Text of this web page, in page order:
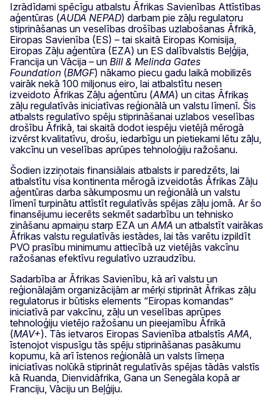
Izrādīdami spēcīgu atbalstu Āfrikas Savienības Attīstības
aģentūras (AUDA NEPAD) darbam pie zāļu regulatoru
stiprināšanas un veselības drošības uzlabošanas Āfrikā,
Eiropas Savienība (ES) – tai skaitā Eiropas Komisija,
Eiropas Zāļu aģentūra (EZA) un ES dalībvalstis Beļģija,
Francija un Vācija – un Bill & Melinda Gates
Foundation (BMGF) nākamo piecu gadu laikā mobilizēs
vairāk nekā 100 miljonus eiro, lai atbalstītu nesen
izveidoto Āfrikas Zāļu aģentūru (AMA) un citas Āfrikas
zāļu regulatīvās iniciatīvas reģionālā un valstu līmenī. Šis
atbalsts regulatīvo spēju stiprināšanai uzlabos veselības
drošību Āfrikā, tai skaitā dodot iespēju vietējā mērogā
izvērst kvalitatīvu, drošu, iedarbīgu un pietiekami lētu zāļu,
vakcīnu un veselības aprūpes tehnoloģiju ražošanu.
Šodien izziņotais finansiālais atbalsts ir paredzēts, lai
atbalstītu visa kontinenta mērogā izveidotās Āfrikas Zāļu
aģentūras darba sākumposmu un reģionālā un valstu
līmenī turpinātu attīstīt regulatīvās spējas zāļu jomā. Ar šo
finansējumu iecerēts sekmēt sadarbību un tehnisko
zināšanu apmaiņu starp EZA unAMA un atbalstīt vairākas
Āfrikas valstu regulatīvās iestādes, lai tās varētu izpildīt
PVO prasību minimumu attiecībā uz vietējās vakcīnu
ražošanas efektīvu regulatīvo uzraudzību.
Sadarbība ar Āfrikas Savienību, kā arī valstu un
reģionālajām organizācijām ar mērķi stiprināt Āfrikas zāļu
regulatorus ir būtisks elements “Eiropas komandas”
iniciatīvā par vakcīnu, zāļu un veselības aprūpes
tehnoloģiju vietējo ražošanu un pieejamību Āfrikā
(MAV+). Tās ietvaros Eiropas Savienība atbalstīsAMA,
īstenojot vispusīgu tās spēju stiprināšanas pasākumu
kopumu, kā arī īstenos reģionālā un valsts līmeņa
iniciatīvas nolūkā stiprināt regulatīvās spējas tādās valstīs
kā Ruanda, Dienvidāfrika, Gana un Senegāla kopā ar
Franciju, Vāciju un Beļģiju.